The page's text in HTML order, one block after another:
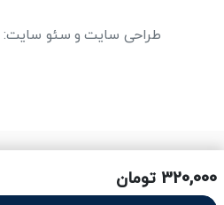
320,000 تومان
طراحی سایت و سئو سایت: